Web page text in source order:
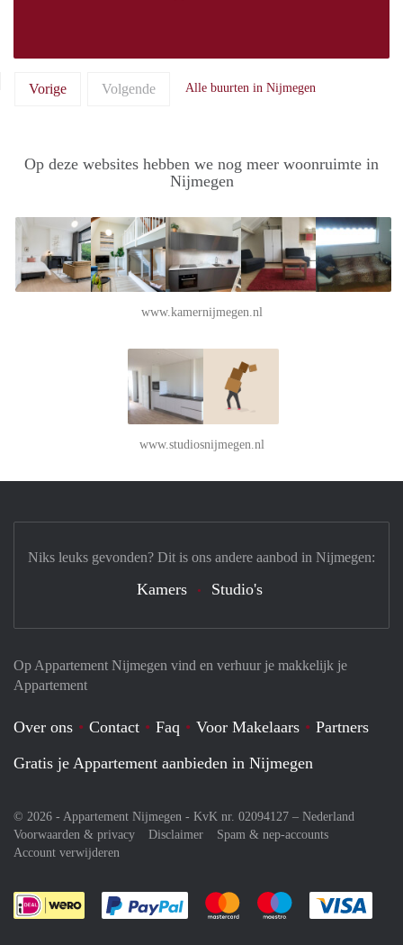
Vorige Volgende Alle buurten in Nijmegen
Op deze websites hebben we nog meer woonruimte in
Nijmegen
www.kamernijmegen.nl
www.studiosnijmegen.nl
Op Appartement Nijmegen vind en verhuur je makkelijk je
Appartement
Over ons Contact Faq Voor Makelaars
Partners
Gratis je Appartement aanbieden in Nijmegen
© 2026 - Appartement Nijmegen - KvK nr. 02094127 – Nederland
Voorwaarden & privacy
Disclaimer
Spam & nep-accounts
Account verwijderen
Je rekent gemakkelijk af met Paypal
Je rekent gemakkelijk af met
Je rekent
Niks leuks gevonden? Dit is ons andere aanbod in Nijmegen:
Kamers Studio's